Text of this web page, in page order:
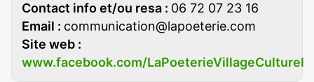
Contact info et/ou resa : 06 72 07 23 16
Email : communication@lapoeterie.com
Site web :
www.facebook.com/LaPoeterieVillageCulturel